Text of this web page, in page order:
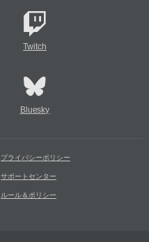
Twitch
Bluesky
プライバシーポリシー
サポートセンター
ルール＆ポリシー